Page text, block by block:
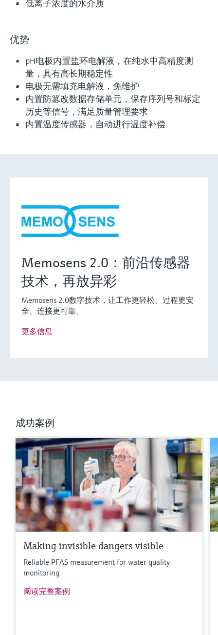
低离子浓度的水介质
优势
pH电极内置盐环电解液，在纯水中高精度测
量，具有高长期稳定性
电极无需填充电解液，免维护
内置防篡改数据存储单元，保存序列号和标定
历史等信号，满足质量管理要求
内置温度传感器，自动进行温度补偿
Memosens 2.0：前沿传感器
技术，再放异彩
Memosens 2.0数字技术，让工作更轻松、过程更安
全、连接更可靠。
更多信息
成功案例
Making invisible dangers visible
Reliable PFAS measurement for water quality
monitoring
阅读完整案例